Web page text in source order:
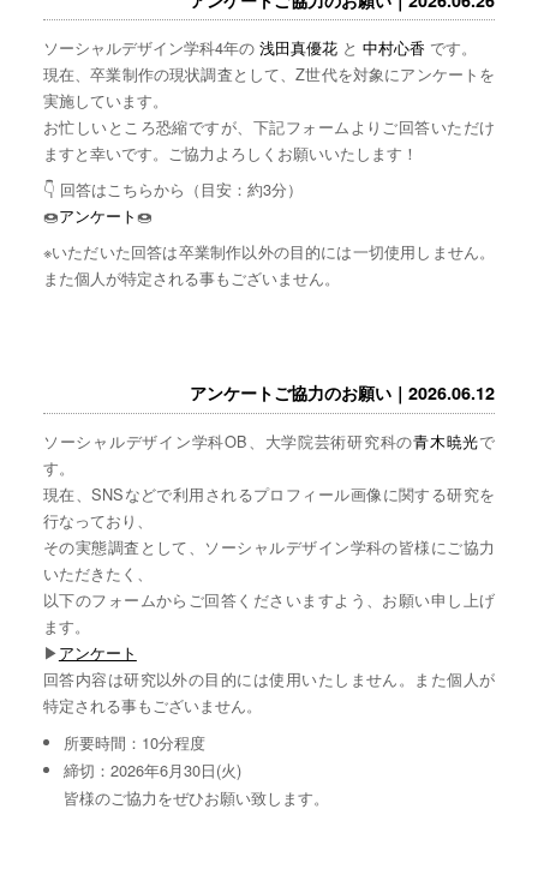
ソーシャルデザイン学科4年の 浅田真優花と 中村心香 です。
現在、卒業制作の現状調査として、Z世代を対象にアンケートを
実施しています。
お忙しいところ恐縮ですが、下記フォームよりご回答いただけ
ますと幸いです。ご協力よろしくお願いいたします！
👇 回答はこちらから（目安：約3分）
🍩アンケート🍩
※いただいた回答は卒業制作以外の目的には一切使用しません。
また個人が特定される事もございません。
アンケートご協力のお願い｜2026.06.12
ソーシャルデザイン学科OB、大学院芸術研究科の青木暁光で
す。
現在、SNSなどで利用されるプロフィール画像に関する研究を
行なっており、
その実態調査として、ソーシャルデザイン学科の皆様にご協力
いただきたく、
以下のフォームからご回答くださいますよう、お願い申し上げ
ます。
▶︎アンケート
回答内容は研究以外の目的には使用いたしません。また個人が
特定される事もございません。
所要時間：10分程度
締切：2026年6月30日(火)
皆様のご協力をぜひお願い致します。